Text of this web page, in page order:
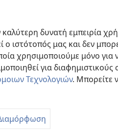
δυνατή εμπειρία
ο ιστότοπός μας και δεν
χρησιμοποιούμε μόνο για
για
Τεχνολογιών. Μπορείτε
Ηχητικά Δράματα
Δραματοποιημένες Βιβλικές
Αναγνώσεις